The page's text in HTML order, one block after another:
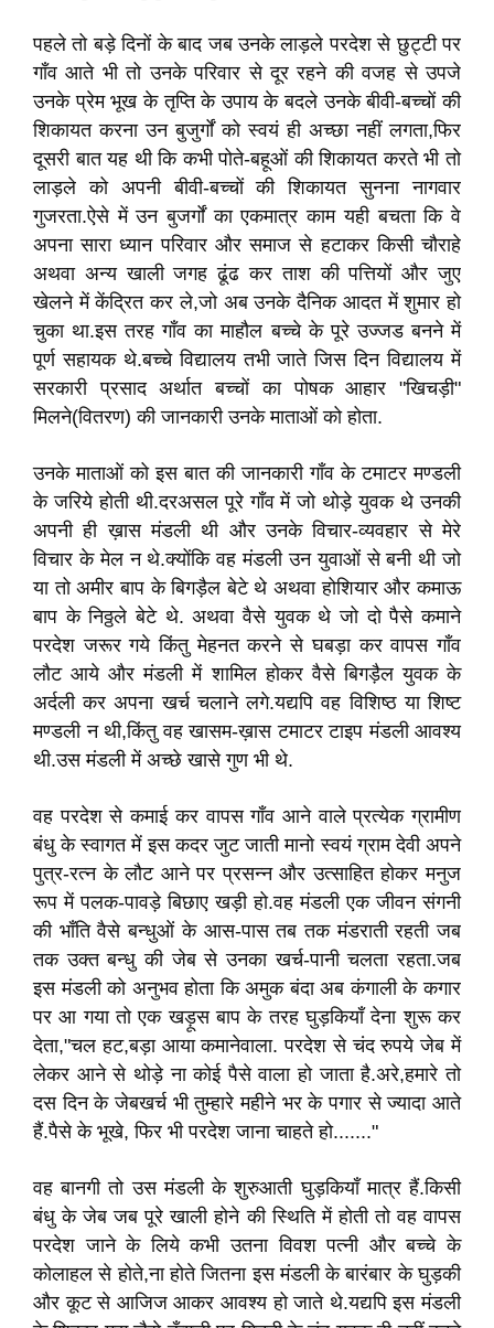
पहले तो बड़े दिनों के बाद जब उनके लाड़ले परदेश से छुट्टी पर
गाँव आते भी तो उनके परिवार से दूर रहने की वजह से उपजे
उनके प्रेम भूख के तृप्ति के उपाय के बदले उनके बीवी-बच्चों की
शिकायत करना उन बुजुर्गों को स्वयं ही अच्छा नहीं लगता,फिर
दूसरी बात यह थी कि कभी पोते-बहूओं की शिकायत करते भी तो
लाड़ले को अपनी बीवी-बच्चों की शिकायत सुनना नागवार
गुजरता.ऐसे में उन बुजर्गों का एकमात्र काम यही बचता कि वे
अपना सारा ध्यान परिवार और समाज से हटाकर किसी चौराहे
अथवा अन्य खाली जगह ढूंढ कर ताश की पत्तियों और जुए
खेलने में केंद्रित कर ले,जो अब उनके दैनिक आदत में शुमार हो
चुका था.इस तरह गाँव का माहौल बच्चे के पूरे उज्जड बनने में
पूर्ण सहायक थे.बच्चे विद्यालय तभी जाते जिस दिन विद्यालय में
सरकारी प्रसाद अर्थात बच्चों का पोषक आहार "खिचड़ी"
मिलने(वितरण) की जानकारी उनके माताओं को होता.
उनके माताओं को इस बात की जानकारी गाँव के टमाटर मण्डली
के जरिये होती थी.दरअसल पूरे गाँव में जो थोड़े युवक थे उनकी
अपनी ही ख़ास मंडली थी और उनके विचार-व्यवहार से मेरे
विचार के मेल न थे.क्योंकि वह मंडली उन युवाओं से बनी थी जो
या तो अमीर बाप के बिगड़ैल बेटे थे अथवा होशियार और कमाऊ
बाप के निठ्ठले बेटे थे. अथवा वैसे युवक थे जो दो पैसे कमाने
परदेश जरूर गये किंतु मेहनत करने से घबड़ा कर वापस गाँव
लौट आये और मंडली में शामिल होकर वैसे बिगड़ैल युवक के
अर्दली कर अपना खर्च चलाने लगे.यद्यपि वह विशिष्ठ या शिष्ट
मण्डली न थी,किंतु वह खासम-ख़ास टमाटर टाइप मंडली आवश्य
थी.उस मंडली में अच्छे खासे गुण भी थे.
वह परदेश से कमाई कर वापस गाँव आने वाले प्रत्येक ग्रामीण
बंधु के स्वागत में इस कदर जुट जाती मानो स्वयं ग्राम देवी अपने
पुत्र-रत्न के लौट आने पर प्रसन्न और उत्साहित होकर मनुज
रूप में पलक-पावड़े बिछाए खड़ी हो.वह मंडली एक जीवन संगनी
की भाँति वैसे बन्धुओं के आस-पास तब तक मंडराती रहती जब
तक उक्त बन्धु की जेब से उनका खर्च-पानी चलता रहता.जब
इस मंडली को अनुभव होता कि अमुक बंदा अब कंगाली के कगार
पर आ गया तो एक खड़ूस बाप के तरह घुड़कियाँ देना शुरू कर
देता,"चल हट,बड़ा आया कमानेवाला. परदेश से चंद रुपये जेब में
लेकर आने से थोड़े ना कोई पैसे वाला हो जाता है.अरे,हमारे तो
दस दिन के जेबखर्च भी तुम्हारे महीने भर के पगार से ज्यादा आते
हैं.पैसे के भूखे, फिर भी परदेश जाना चाहते हो......."
वह बानगी तो उस मंडली के शुरुआती घुड़कियाँ मात्र हैं.किसी
बंधु के जेब जब पूरे खाली होने की स्थिति में होती तो वह वापस
परदेश जाने के लिये कभी उतना विवश पत्नी और बच्चे के
कोलाहल से होते,ना होते जितना इस मंडली के बारंबार के घुड़की
और कूट से आजिज आकर आवश्य हो जाते थे.यद्यपि इस मंडली